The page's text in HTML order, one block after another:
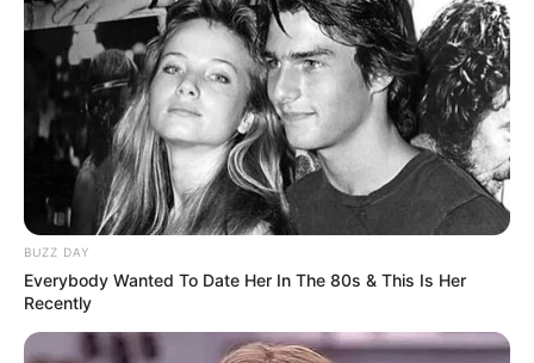
BUZZ DAY
Everybody Wanted To Date Her In The 80s & This Is Her
Recently